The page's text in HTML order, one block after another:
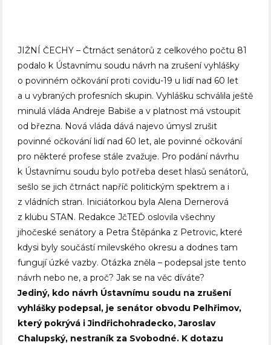
JIŽNÍ ČECHY – Čtrnáct senátorů z celkového počtu 81
podalo k Ústavnímu soudu návrh na zrušení vyhlášky
o povinném očkování proti covidu-19 u lidí nad 60 let
a u vybraných profesních skupin. Vyhlášku schválila ještě
minulá vláda Andreje Babiše a v platnost má vstoupit
od března. Nová vláda dává najevo úmysl zrušit
povinné očkování lidí nad 60 let, ale povinné očkování
pro některé profese stále zvažuje. Pro podání návrhu
k Ústavnímu soudu bylo potřeba deset hlasů senátorů,
sešlo se jich čtrnáct napříč politickým spektrem a i
z vládních stran. Iniciátorkou byla Alena Dernerová
z klubu STAN. Redakce JčTEĎ oslovila všechny
jihočeské senátory a Petra Štěpánka z Petrovic, které
kdysi byly součástí milevského okresu a dodnes tam
fungují úzké vazby. Otázka zněla – podepsal jste tento
návrh nebo ne, a proč? Jak se na věc díváte?
Jediný, kdo návrh Ústavnímu soudu na zrušení
vyhlášky podepsal, je senátor obvodu Pelhřimov,
který pokrývá i Jindřichohradecko, Jaroslav
Chalupský, nestraník za Svobodné. K dotazu